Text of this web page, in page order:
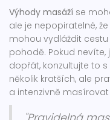
Výhody masáží se
ale je nepopiratelné,
mohou vydláždit
pohodě. Pokud
dopřát, konzultujte to
několik kratších, ale
a intenzivně